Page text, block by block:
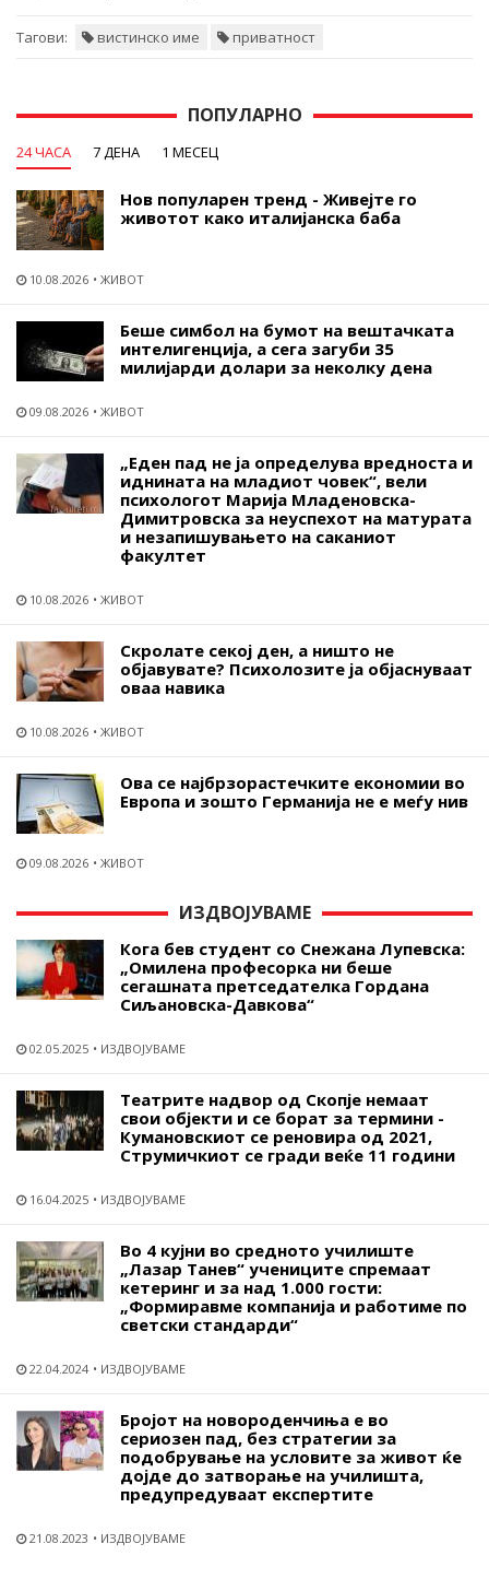
Тагови: вистинско име приватност
ПОПУЛАРНО
24 ЧАСА 7 ДЕНА 1 МЕСЕЦ
Нов популарен тренд - Живејте го
животот како италијанска баба
10.08.2026 ЖИВОТ
Беше симбол на бумот на вештачката
интелигенција, а сега загуби 35
милијарди долари за неколку дена
09.08.2026 ЖИВОТ
„Еден пад не ја определува вредноста и
иднината на младиот човек“, вели
психологот Марија Младеновска-
Димитровска за неуспехот на матурата
и незапишувањето на саканиот
факултет
10.08.2026 ЖИВОТ
Скролате секој ден, а ништо не
објавувате? Психолозите ја објаснуваат
оваа навика
10.08.2026 ЖИВОТ
Ова се најбрзорастечките економии во
Европа и зошто Германија не е меѓу нив
09.08.2026 ЖИВОТ
ИЗДВОЈУВАМЕ
Кога бев студент со Снежана Лупевска:
„Омилена професорка ни беше
сегашната претседателка Гордана
Сиљановска-Давкова“
02.05.2025 ИЗДВОЈУВАМЕ
Театрите надвор од Скопје немаат
свои објекти и се борат за термини -
Кумановскиот се реновира од 2021,
Струмичкиот се гради веќе 11 години
16.04.2025 ИЗДВОЈУВАМЕ
Во 4 кујни во средното училиште
„Лазар Танев“ учениците спремаат
кетеринг и за над 1.000 гости:
„Формиравме компанија и работиме по
светски стандарди“
22.04.2024 ИЗДВОЈУВАМЕ
Бројот на новороденчиња е во
сериозен пад, без стратегии за
подобрување на условите за живот ќе
дојде до затворање на училишта,
предупредуваат експертите
21.08.2023 ИЗДВОЈУВАМЕ